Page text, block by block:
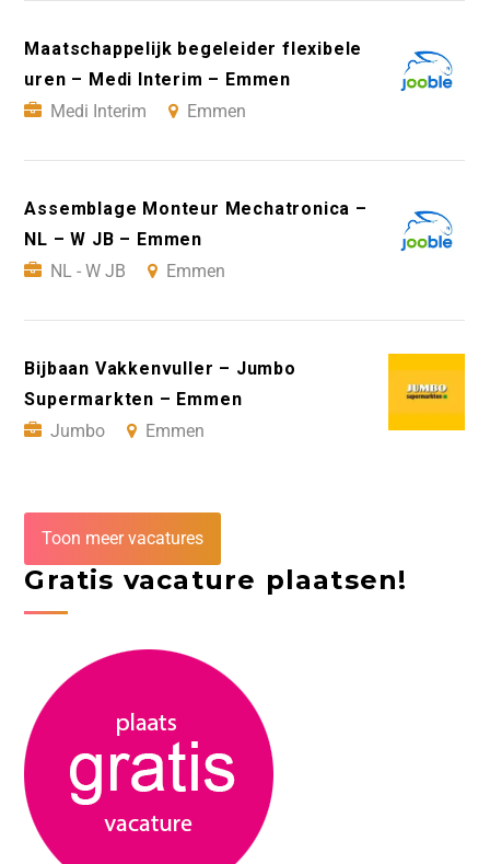
Maatschappelijk begeleider flexibele
uren – Medi Interim – Emmen
Medi Interim
Emmen
Assemblage Monteur Mechatronica –
NL – W JB – Emmen
NL - W JB
Emmen
Bijbaan Vakkenvuller – Jumbo
Supermarkten – Emmen
Jumbo
Emmen
Toon meer vacatures
Gratis vacature plaatsen!